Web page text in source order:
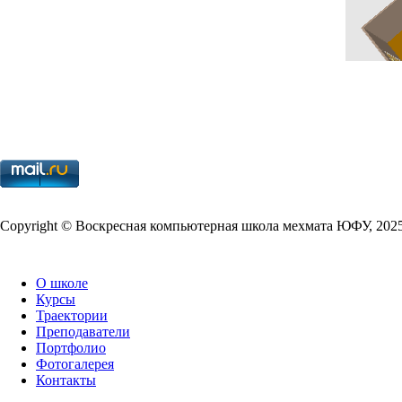
Copy­right © Воскресная компьютерная школа мехмата ЮФУ,
О школе
Курсы
Траектории
Преподаватели
Портфолио
Фотогалерея
Контакты